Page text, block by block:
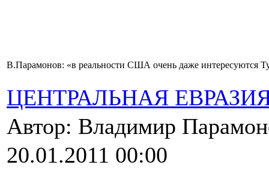
В.Парамонов: «в реальности США очень даже интересуются
ЦЕНТРАЛЬНАЯ
Автор: Владимир
20.01.2011 00:00